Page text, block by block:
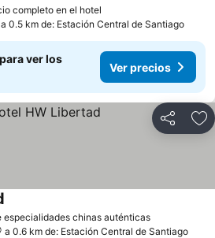
completo en el hotel
a 0.5 km de: Estación Central de Santiago
ver los
Ver precios
Compartir
especialidades chinas auténticas
a 0.6 km de: Estación Central de Santiago